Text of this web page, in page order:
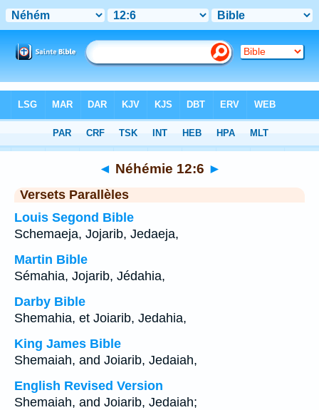
Chapitre 12> Verset 6
◄ Néhémie 12:6 ►
Versets Parallèles
Louis Segond Bible
Schemaeja, Jojarib, Jedaeja,
Martin Bible
Sémahia, Jojarib, Jédahia,
Darby Bible
Shemahia, et Joiarib, Jedahia,
King James Bible
Shemaiah, and Joiarib, Jedaiah,
English Revised Version
Shemaiah, and Joiarib, Jedaiah;